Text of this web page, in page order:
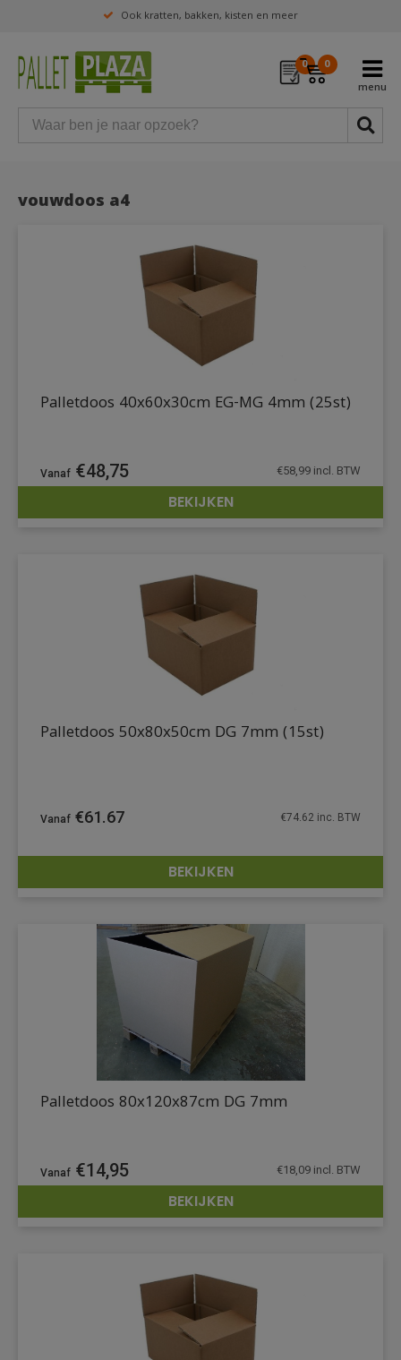
Ook kratten, bakken, kisten en meer
0 0
vouwdoos a4
DETAILS
Palletdoos 40x60x30cm EG-MG 4mm (25st)
€48,75 €58,99 incl. BTW
BEKIJKEN
DETAILS
Palletdoos 50x80x50cm DG 7mm (15st)
€61.67 €74.62 inc. BTW
BEKIJKEN
DETAILS
Palletdoos 80x120x87cm DG 7mm
€14,95 €18,09 incl. BTW
BEKIJKEN